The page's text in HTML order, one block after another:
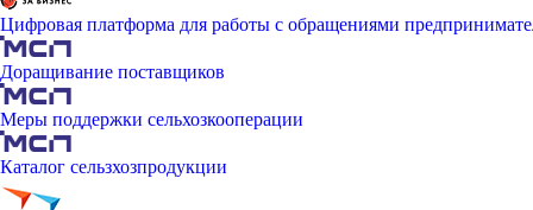
Цифровая платформа для работы с обращениями
Доращивание поставщиков
Меры поддержки сельхозкооперации
Каталог сельзхозпродукции